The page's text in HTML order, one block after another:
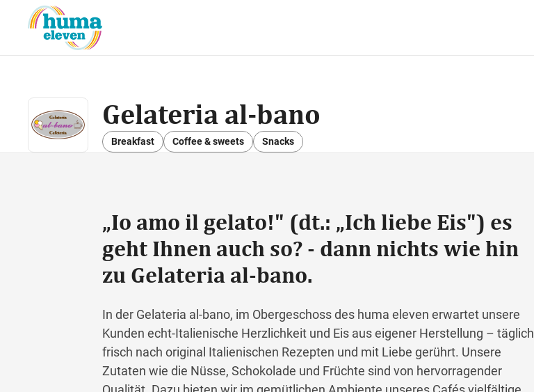
Gelateria al-bano
Breakfast Coffee & sweets Snacks
„Io amo il gelato!" (dt.: „Ich liebe Eis") es
geht Ihnen auch so? - dann nichts wie hin
zu Gelateria al-bano.
In der Gelateria al-bano, im Obergeschoss des huma eleven erwartet unsere
Kunden echt-Italienische Herzlichkeit und Eis aus eigener Herstellung – täglich
frisch nach original Italienischen Rezepten und mit Liebe gerührt. Unsere
Zutaten wie die Nüsse, Schokolade und Früchte sind von hervorragender